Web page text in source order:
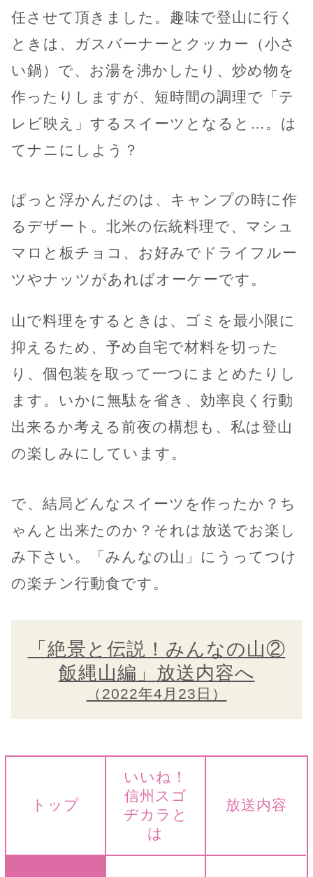
任させて頂きました。趣味で登山に行く
ときは、ガスバーナーとクッカー（小さ
い鍋）で、お湯を沸かしたり、炒め物を
作ったりしますが、短時間の調理で「テ
レビ映え」するスイーツとなると…。は
てナニにしよう？
ぱっと浮かんだのは、キャンプの時に作
るデザート。北米の伝統料理で、マシュ
マロと板チョコ、お好みでドライフルー
ツやナッツがあればオーケーです。
山で料理をするときは、ゴミを最小限に
抑えるため、予め自宅で材料を切った
り、個包装を取って一つにまとめたりし
ます。いかに無駄を省き、効率良く行動
出来るか考える前夜の構想も、私は登山
の楽しみにしています。
で、結局どんなスイーツを作ったか？ち
ゃんと出来たのか？それは放送でお楽し
み下さい。「みんなの山」にうってつけ
の楽チン行動食です。
「絶景と伝説！みんなの山②
飯縄山編」放送内容へ
（2022年4月23日）
トップ
いいね！
信州スゴ
ヂカラと
は
放送内容